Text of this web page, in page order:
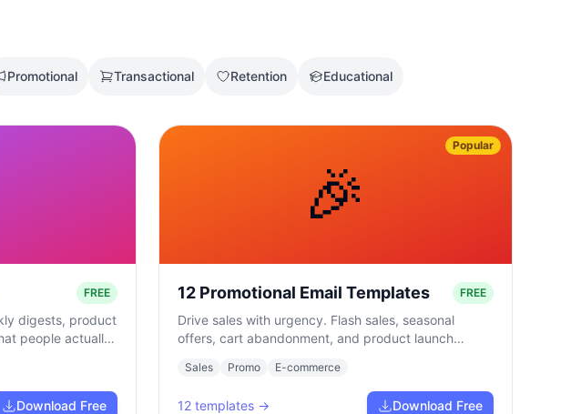
Promotional Transactional Retention Educational
FREE
digests, product
people actually
Download Free
🎉
Popular
12 Promotional Email Templates FREE
Drive sales with urgency. Flash sales, seasonal
offers, cart abandonment, and product launch
Sales Promo E-commerce
12templates → Download Free